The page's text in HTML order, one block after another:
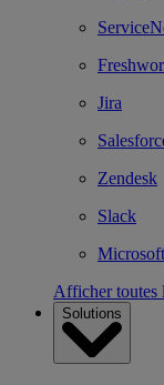
Jira
Zendesk
Slack
Afficher toutes
Solutions